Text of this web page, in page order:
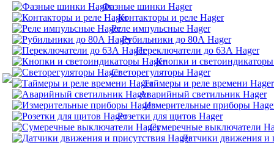
Фазные шинки Hager
Контакторы и реле Hager
Реле импульсные Hager
Рубильники до 80А Hager
Переключатели до 63А Hager
Кнопки и
Светорегуляторы Hager
Таймеры и реле времени Hager
Аварийный светильник Hager
Измерительные приборы
Розетки для щитов Hager
Сумеречные выключатели
Датчики движения и